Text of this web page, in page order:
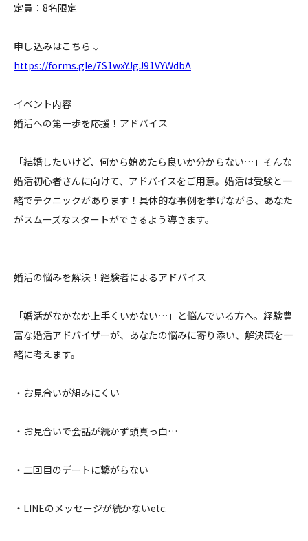
定員：8名限定
申し込みはこちら↓
https://forms.gle/7S1wxYJgJ91VYWdbA
イベント内容
婚活への第一歩を応援！アドバイス
「結婚したいけど、何から始めたら良いか分からない…」そんな
婚活初心者さんに向けて、アドバイスをご用意。婚活は受験と一
緒でテクニックがあります！具体的な事例を挙げながら、あなた
がスムーズなスタートができるよう導きます。
婚活の悩みを解決！経験者によるアドバイス
「婚活がなかなか上手くいかない…」と悩んでいる方へ。経験豊
富な婚活アドバイザーが、あなたの悩みに寄り添い、解決策を一
緒に考えます。
・お見合いが組みにくい
・お見合いで会話が続かず頭真っ白…
・二回目のデートに繋がらない
・LINEのメッセージが続かないetc.